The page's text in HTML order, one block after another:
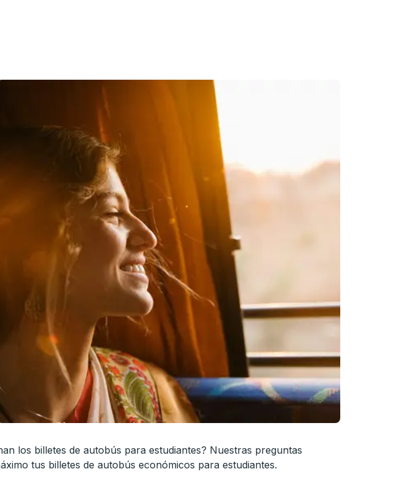
los billetes de autobús para estudiantes? Nuestras preguntas
tus billetes de autobús económicos para estudiantes.